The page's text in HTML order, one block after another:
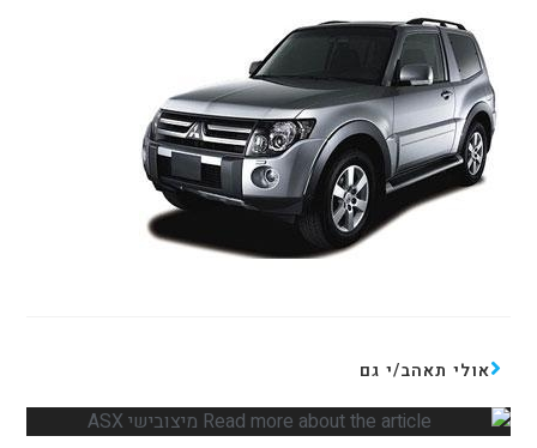
אולי תאהב/י גם